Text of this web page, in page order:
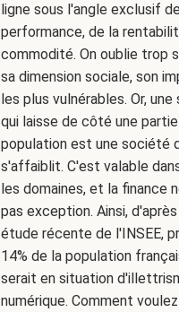
ligne sous l'angle exclusif
performance, de la
commodité. On oublie trop
sa dimension sociale, son
les plus vulnérables. Or,
qui laisse de côté une
population est une société
s'affaiblit. C'est valable
les domaines, et la finance
pas exception. Ainsi, d'après
étude récente de l'INSEE,
14% de la population
serait en situation
numérique. Comment